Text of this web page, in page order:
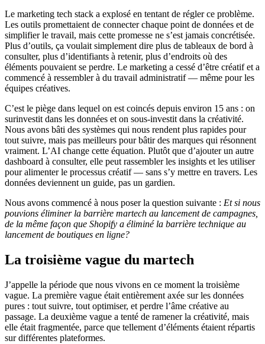
Le marketing tech stack a explosé en tentant de régler ce problème.
Les outils promettaient de connecter chaque point de données et de
simplifier le travail, mais cette promesse ne s’est jamais concrétisée.
Plus d’outils, ça voulait simplement dire plus de tableaux de bord à
consulter, plus d’identifiants à retenir, plus d’endroits où des
éléments pouvaient se perdre. Le marketing a cessé d’être créatif et a
commencé à ressembler à du travail administratif — même pour les
équipes créatives.
C’est le piège dans lequel on est coincés depuis environ 15 ans : on
surinvestit dans les données et on sous-investit dans la créativité.
Nous avons bâti des systèmes qui nous rendent plus rapides pour
tout suivre, mais pas meilleurs pour bâtir des marques qui résonnent
vraiment. L’AI change cette équation. Plutôt que d’ajouter un autre
dashboard à consulter, elle peut rassembler les insights et les utiliser
pour alimenter le processus créatif — sans s’y mettre en travers. Les
données deviennent un guide, pas un gardien.
Nous avons commencé à nous poser la question suivante : Et si nous
pouvions éliminer la barrière martech au lancement de campagnes,
de la même façon que Shopify a éliminé la barrière technique au
lancement de boutiques en ligne?
La troisième vague du martech
J’appelle la période que nous vivons en ce moment la troisième
vague. La première vague était entièrement axée sur les données
pures : tout suivre, tout optimiser, et perdre l’âme créative au
passage. La deuxième vague a tenté de ramener la créativité, mais
elle était fragmentée, parce que tellement d’éléments étaient répartis
sur différentes plateformes.